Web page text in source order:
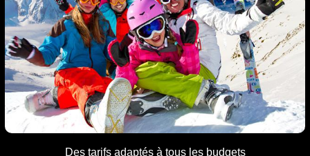
Des tarifs adaptés à tous les budgets